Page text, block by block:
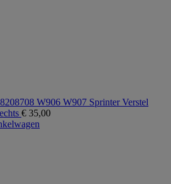
W906 W907 Sprinter Verstel
€ 35,00